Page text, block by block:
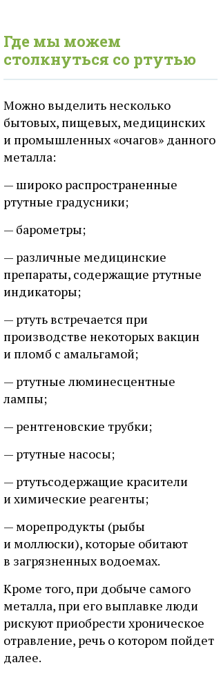
Где мы можем
столкнуться со ртутью
Можно выделить несколько
бытовых, пищевых, медицинских
и промышленных «очагов» данного
металла:
— широко распространенные
ртутные градусники;
— барометры;
— различные медицинские
препараты, содержащие ртутные
индикаторы;
— ртуть встречается при
производстве некоторых вакцин
и пломб с амальгамой;
— ртутные люминесцентные
лампы;
— рентгеновские трубки;
— ртутные насосы;
— ртутьсодержащие красители
и химические реагенты;
— морепродукты (рыбы
и моллюски), которые обитают
в загрязненных водоемах.
Кроме того, при добыче самого
металла, при его выплавке люди
рискуют приобрести хроническое
отравление, речь о котором пойдет
далее.